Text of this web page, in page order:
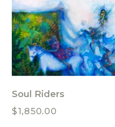
Soul Riders
$1,850.00